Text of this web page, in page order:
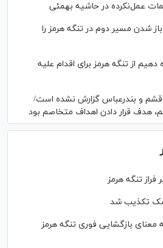
عمل‌نکرده در حاشیه بهمئی
شدن مسیر دوم در تنگه هرمز را
دهیم از تنگه هرمز برای اقدام علیه
قشم و بندرعباس گزارش نشده است/
هدف قرار دادن اهداف متخاصم بود
تکذیب شد
معنای بازگشایی فوری تنگه هرمز